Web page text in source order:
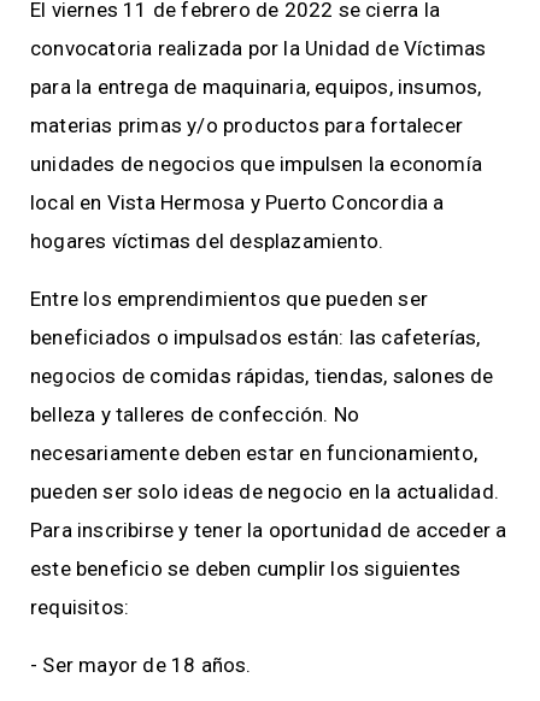
El viernes 11 de febrero de 2022 se cierra la
convocatoria realizada por la Unidad de Víctimas
para la entrega de maquinaria, equipos, insumos,
materias primas y/o productos para fortalecer
unidades de negocios que impulsen la economía
local en Vista Hermosa y Puerto Concordia a
hogares víctimas del desplazamiento.
Entre los emprendimientos que pueden ser
beneficiados o impulsados están: las cafeterías,
negocios de comidas rápidas, tiendas, salones de
belleza y talleres de confección. No
necesariamente deben estar en funcionamiento,
pueden ser solo ideas de negocio en la actualidad.
Para inscribirse y tener la oportunidad de acceder a
este beneficio se deben cumplir los siguientes
requisitos:
- Ser mayor de 18 años.